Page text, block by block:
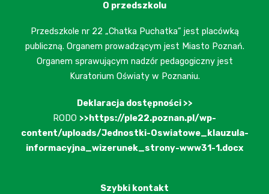
O przedszkolu
Przedszkole nr 22 „Chatka Puchatka” jest placówką
publiczną. Organem prowadzącym jest Miasto Poznań.
Organem sprawującym nadzór pedagogiczny jest
Kuratorium Oświaty w Poznaniu.
Deklaracja dostępności >>
RODO >>https://ple22.poznan.pl/wp-
content/uploads/Jednostki-Oswiatowe_klauzula-
informacyjna_wizerunek_strony-www31-1.docx
Szybki kontakt